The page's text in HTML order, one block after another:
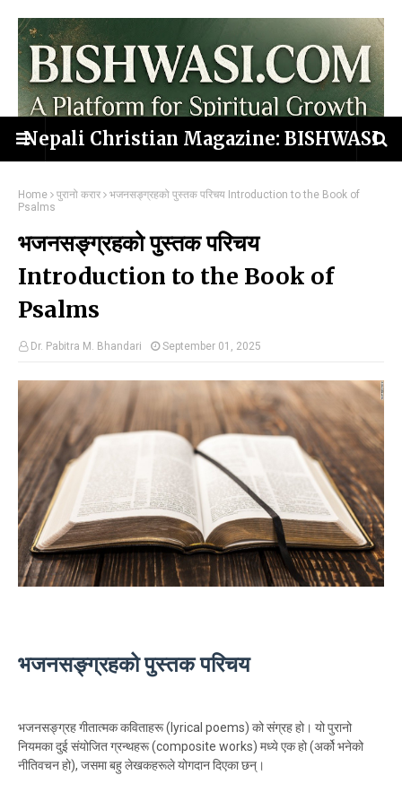
Nepali Christian Magazine: BISHWASI
Home पुरानो करार
भजनसङ्ग्रहको पुस्तक परिचय Introduction to the Book of
Psalms
भजनसङ्ग्रहको पुस्तक परिचय
Introduction to the Book of
Psalms
Dr. Pabitra M. Bhandari September 01, 2025
भजनसङ्ग्रहको पुस्तक परिचय
भजनसङ्ग्रह गीतात्मक कविताहरू (lyrical poems) को संग्रह हो। यो पुरानो
नियमका दुई संयोजित ग्रन्थहरू (composite works) मध्ये एक हो (अर्को भनेको
नीतिवचन हो), जसमा बहु लेखकहरूले योगदान दिएका छन्।